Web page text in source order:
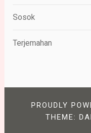
Sosok
Terjemahan
PROUDLY
THEME: